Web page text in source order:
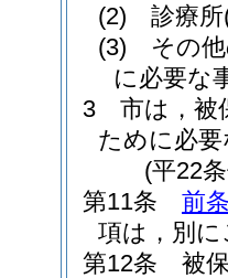
(2)
診療所
(3)
その
に必要な
3
市は，被
ために必
(平22
第11条
前
項は，別
第12条
被